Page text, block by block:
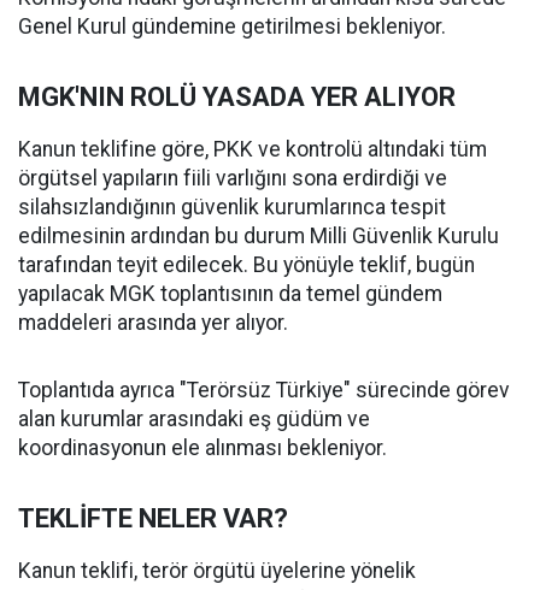
Genel Kurul gündemine getirilmesi bekleniyor.
MGK'NIN ROLÜ YASADA YER ALIYOR
Kanun teklifine göre, PKK ve kontrolü altındaki tüm
örgütsel yapıların fiili varlığını sona erdirdiği ve
silahsızlandığının güvenlik kurumlarınca tespit
edilmesinin ardından bu durum Milli Güvenlik Kurulu
tarafından teyit edilecek. Bu yönüyle teklif, bugün
yapılacak MGK toplantısının da temel gündem
maddeleri arasında yer alıyor.
Toplantıda ayrıca "Terörsüz Türkiye" sürecinde görev
alan kurumlar arasındaki eş güdüm ve
koordinasyonun ele alınması bekleniyor.
TEKLİFTE NELER VAR?
Kanun teklifi, terör örgütü üyelerine yönelik